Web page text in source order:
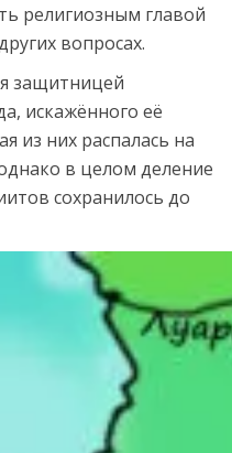
религиозным главой
вопросах.
защитницей
искажённого её
из них распалась на
в целом деление
сохранилось до